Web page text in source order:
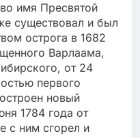
имя Пресвятой
существовал и был
острога в 1682
Варлаама,
от 24
первого
новый
1784 года от
с ним сгорел и